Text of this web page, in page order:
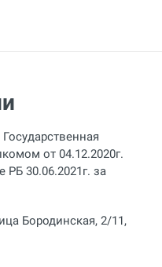
от 04.12.2020г.
РБ 30.06.2021г. за
Бородинская, 2/11,